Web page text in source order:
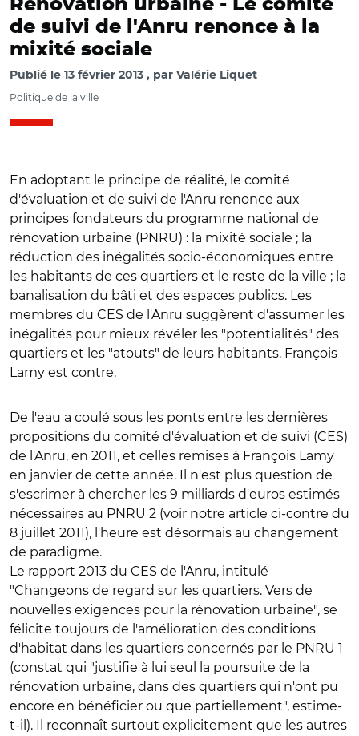
Rénovation urbaine - Le comité
de suivi de l'Anru renonce à la
mixité sociale
Publié le 13 février 2013 par Valérie Liquet
Politique de la ville
En adoptant le principe de réalité, le comité
d'évaluation et de suivi de l'Anru renonce aux
principes fondateurs du programme national de
rénovation urbaine (PNRU) : la mixité sociale ; la
réduction des inégalités socio-économiques entre
les habitants de ces quartiers et le reste de la ville ; la
banalisation du bâti et des espaces publics. Les
membres du CES de l'Anru suggèrent d'assumer les
inégalités pour mieux révéler les "potentialités" des
quartiers et les "atouts" de leurs habitants. François
Lamy est contre.
De l'eau a coulé sous les ponts entre les dernières
propositions du comité d'évaluation et de suivi (CES)
de l'Anru, en 2011, et celles remises à François Lamy
en janvier de cette année. Il n'est plus question de
s'escrimer à chercher les 9 milliards d'euros estimés
nécessaires au PNRU 2 (voir notre article ci-contre du
8 juillet 2011), l'heure est désormais au changement
de paradigme.
Le rapport 2013 du CES de l'Anru, intitulé
"Changeons de regard sur les quartiers. Vers de
nouvelles exigences pour la rénovation urbaine", se
félicite toujours de l'amélioration des conditions
d'habitat dans les quartiers concernés par le PNRU 1
(constat qui "justifie à lui seul la poursuite de la
rénovation urbaine, dans des quartiers qui n'ont pu
encore en bénéficier ou que partiellement", estime-
t-il). Il reconnaît surtout explicitement que les autres